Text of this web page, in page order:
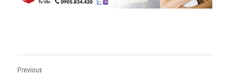
Previous